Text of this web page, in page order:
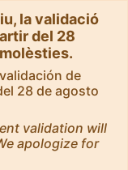
la validació
del 28
de
28 de agosto
validation will
apologize for